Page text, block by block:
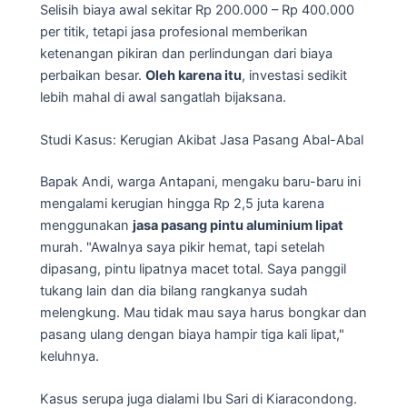
Selisih biaya awal sekitar Rp 200.000 – Rp 400.000
per titik, tetapi jasa profesional memberikan
ketenangan pikiran dan perlindungan dari biaya
perbaikan besar. Oleh karena itu, investasi sedikit
lebih mahal di awal sangatlah bijaksana.
Studi Kasus: Kerugian Akibat Jasa Pasang Abal-Abal
Bapak Andi, warga Antapani, mengaku baru-baru ini
mengalami kerugian hingga Rp 2,5 juta karena
menggunakan jasa pasang pintu aluminium lipat
murah. "Awalnya saya pikir hemat, tapi setelah
dipasang, pintu lipatnya macet total. Saya panggil
tukang lain dan dia bilang rangkanya sudah
melengkung. Mau tidak mau saya harus bongkar dan
pasang ulang dengan biaya hampir tiga kali lipat,"
keluhnya.
Kasus serupa juga dialami Ibu Sari di Kiaracondong.